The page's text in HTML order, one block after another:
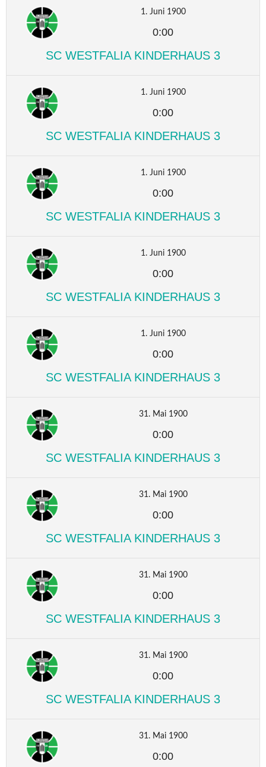
1. Juni 1900
0:00
SC WESTFALIA KINDERHAUS 3
1. Juni 1900
0:00
SC WESTFALIA KINDERHAUS 3
1. Juni 1900
0:00
SC WESTFALIA KINDERHAUS 3
1. Juni 1900
0:00
SC WESTFALIA KINDERHAUS 3
1. Juni 1900
0:00
SC WESTFALIA KINDERHAUS 3
31. Mai 1900
0:00
SC WESTFALIA KINDERHAUS 3
31. Mai 1900
0:00
SC WESTFALIA KINDERHAUS 3
31. Mai 1900
0:00
SC WESTFALIA KINDERHAUS 3
31. Mai 1900
0:00
SC WESTFALIA KINDERHAUS 3
31. Mai 1900
0:00